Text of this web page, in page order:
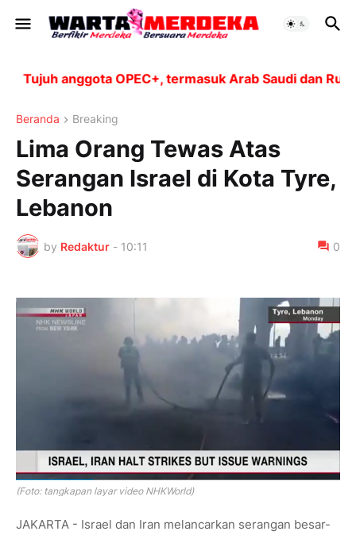
Tujuh anggota OPEC+, termasuk Arab Saudi dan
Beranda Breaking
Lima Orang Tewas Atas
Serangan Israel di Kota Tyre,
Lebanon
by Redaktur - 10:11 0
(Foto: tangkapan layar video NHKWorld)
JAKARTA - Israel dan Iran melancarkan serangan besar-